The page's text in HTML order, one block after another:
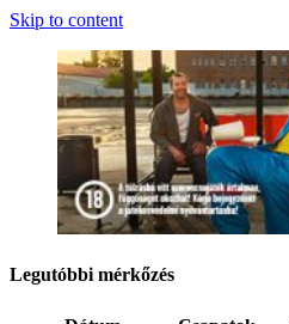
Skip to content
Legutóbbi mérkőzés